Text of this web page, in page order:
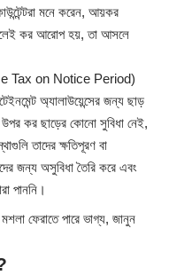
মনে করেন, আয়কর
কর আরোপ হয়, তা আসলে
Tax on Notice Period)
অ্যালাউয়েন্সের জন্য ছাড়
কর ছাড়ের কোনো সুবিধা নেই,
তাদের ক্ষতিপূরণ বা
জন্য অসুবিধা তৈরি করে এবং
পাননি।
ফেরাতে পারে ভাগ্য, জানুন